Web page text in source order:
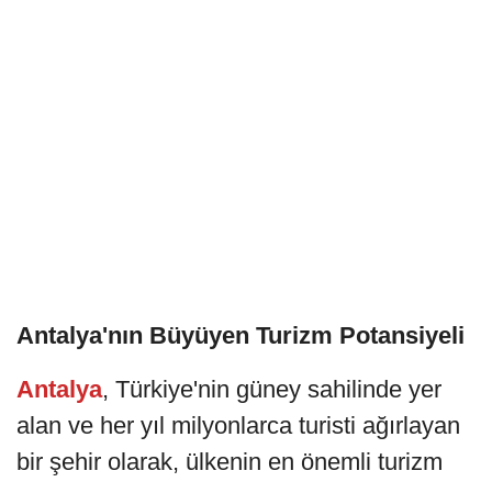
Antalya'nın Büyüyen Turizm Potansiyeli
Antalya, Türkiye'nin güney sahilinde yer
alan ve her yıl milyonlarca turisti ağırlayan
bir şehir olarak, ülkenin en önemli turizm